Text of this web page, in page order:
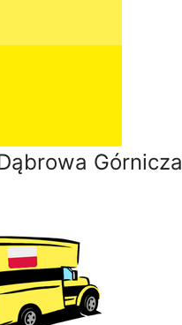
Górnicza